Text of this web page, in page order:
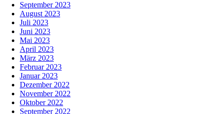
September 2023
August 2023
Juli 2023
Juni 2023
Mai 2023
April 2023
März 2023
Februar 2023
Januar 2023
Dezember 2022
November 2022
Oktober 2022
September 2022